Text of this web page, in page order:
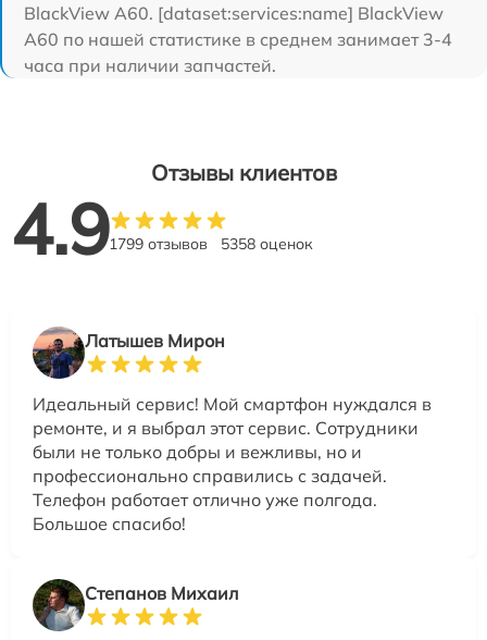
BlackView A60. [dataset:services:name] BlackView
A60 по нашей статистике в среднем занимает 3-4
часа при наличии запчастей.
Отзывы клиентов
4.91799 отзывов 5358 оценок
Латышев Мирон
Идеальный сервис! Мой смартфон нуждался в
ремонте, и я выбрал этот сервис. Сотрудники
были не только добры и вежливы, но и
профессионально справились с задачей.
Телефон работает отлично уже полгода.
Большое спасибо!
Степанов Михаил